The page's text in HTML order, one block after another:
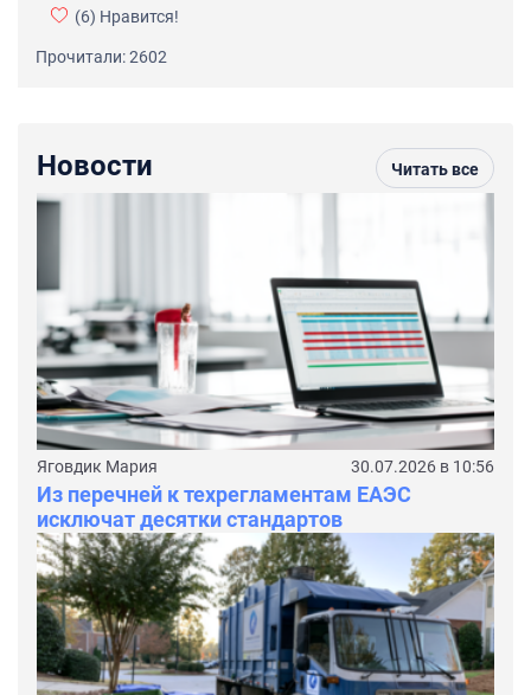
(6) Нравится!
Прочитали: 2602
Новости Читать все
Яговдик Мария 30.07.2026 в 10:56
Из перечней к техрегламентам ЕАЭС
исключат десятки стандартов